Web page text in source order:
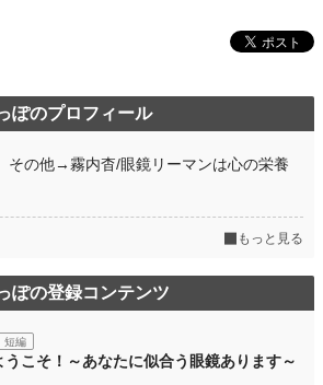
ぽのプロフィール
その他→霧内杳/眼鏡リーマンは心の栄養
もっと見る
ぽの登録コンテンツ
短編
こそ！～あなたに似合う眼鏡あります～